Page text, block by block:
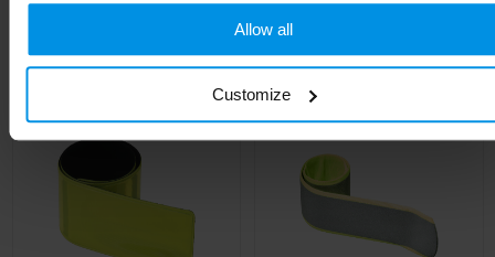
Allow all
Customize
Gerelateerde producten